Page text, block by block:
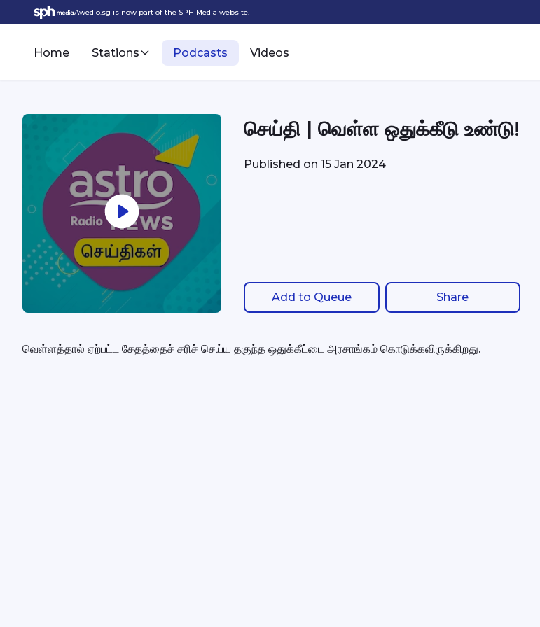
Awedio.sg is now part of the SPH Media website.
Home Stations Podcasts Videos
செய்தி | வெள்ள ஒதுக்கீடு உண்டு!
Published on15 Jan 2024
Add to Queue Share
வெள்ளத்தால் ஏற்பட்ட சேதத்தைச் சரிச் செய்ய தகுந்த ஒதுக்கீட்டை அரசாங்கம் கொடுக்கவிருக்கிறது.